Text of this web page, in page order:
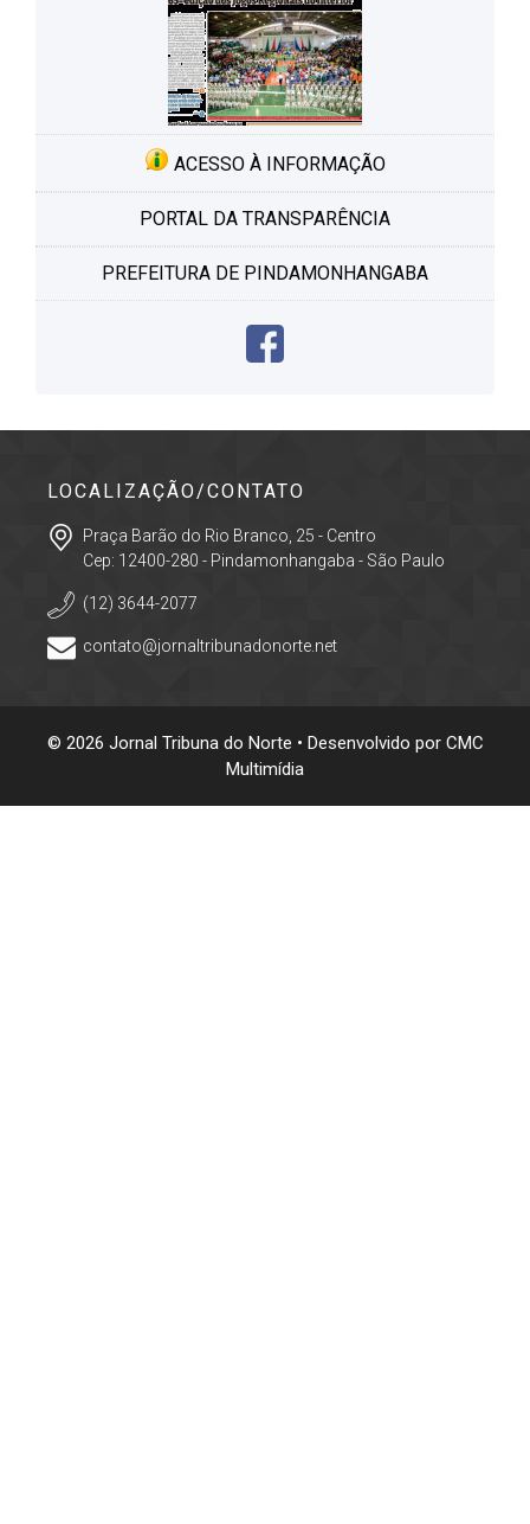
ACESSO À INFORMAÇÃO
PORTAL DA TRANSPARÊNCIA
PREFEITURA DE PINDAMONHANGABA
LOCALIZAÇÃO/CONTATO
Praça Barão do Rio Branco, 25 - Centro
Cep: 12400-280 - Pindamonhangaba - São Paulo
(12) 3644-2077
contato@jornaltribunadonorte.net
© 2026 Jornal Tribuna do Norte • Desenvolvido por CMC
Multimídia